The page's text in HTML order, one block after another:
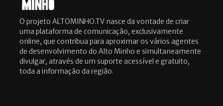
O projeto ALTOMINHO.TV nasce da vontade de criar
uma plataforma de comunicação, exclusivamente
online, que contribua para aproximar os vários agentes
de desenvolvimento do Alto Minho e simultaneamente
divulgar, através de um suporte acessível e gratuito,
toda a informação da região.